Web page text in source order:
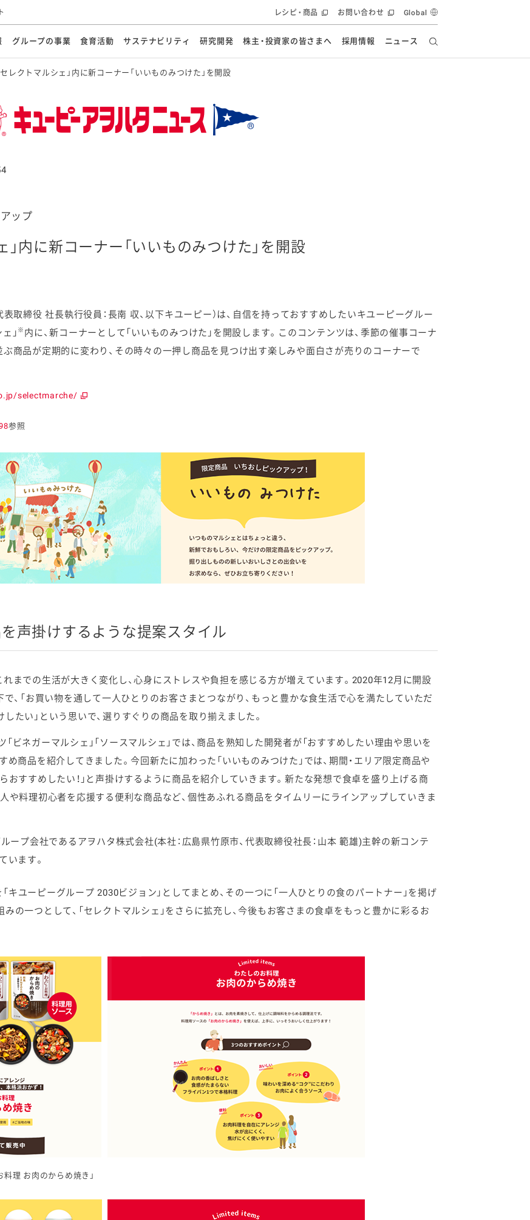
ージ 基本方針 キユーピーの約束
グループの事業
業務用 海外
食育活動
食育活動の歩み
た講演会 オープンキッチン（工場見学） マヨテラス（見学施設）
サステナビリティ
ージ サステナビリティマネジメント
達 人権の尊重 ガバナンス
安心 開示方針
・加盟団体
ティ活動
研究開発
ージ 研究開発ビジョン 研究開発体制
株主・投資家の皆さまへ
の皆さまへ 経営情報 業績・財務
るご質問 ディスクロージャーポリシー 電子公告
採用情報 ニュース
レシピ・商品
業務用商品 病院・施設用商品
カル
お問い合わせ Global
ップ
内に新コーナー「いいものみつけた」を開設
取締役 社長執行役員：長南 収、以下キユーピー）は、自信を持っておすすめしたいキユーピーグルー
」 ※ 内に、新コーナーとして「いいものみつけた」を開設します。このコンテンツは、季節の催事コーナ
商品が定期的に変わり、その時々の一押し商品を見つけ出す楽しみや面白さが売りのコーナーで
selectmarche/
参照
声掛けするような提案スタイル
までの生活が大きく変化し、心身にストレスや負担を感じる方が増えています。2020年12月に開設
で、「お買い物を通して一人ひとりのお客さまとつながり、もっと豊かな食生活で心を満たしていただ
たい」という思いで、選りすぐりの商品を取り揃えました。
ネガーマルシェ」「ソースマルシェ」では、商品を熟知した開発者が「おすすめしたい理由や思いを
商品を紹介してきました。今回新たに加わった「いいものみつけた」では、期間・エリア限定商品や
おすすめしたい！」と声掛けするように商品を紹介していきます。新たな発想で食卓を盛り上げる商
や料理初心者を応援する便利な商品など、個性あふれる商品をタイムリーにラインアップしていきま
ープ会社であるアヲハタ株式会社(本社：広島県竹原市、代表取締役社長：山本 範雄)主幹の新コンテ
います。
キユーピーグループ 2030ビジョン」としてまとめ、その一つに「一人ひとりの食のパートナー」を掲げ
の一つとして、「セレクトマルシェ」をさらに拡充し、今後もお客さまの食卓をもっと豊かに彩るお
理 お肉のからめ焼き」
レクトマルシェ」内に新コーナー「いいものみつけた」を開設